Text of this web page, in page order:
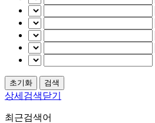
상세검색닫기
최근검색어